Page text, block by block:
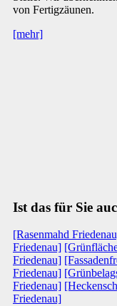
von Fertigzäunen.
[mehr]
Ist das für Sie
[Rasenmahd
Friedenau]
Friedenau]
Friedenau]
Friedenau]
Friedenau]